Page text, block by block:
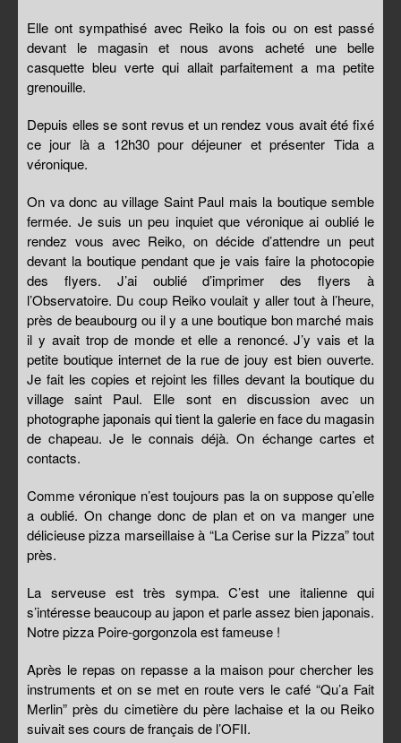
Elle ont sympathisé avec Reiko la fois ou on est passé
devant le magasin et nous avons acheté une belle
casquette bleu verte qui allait parfaitement a ma petite
grenouille.
Depuis elles se sont revus et un rendez vous avait été fixé
ce jour là a 12h30 pour déjeuner et présenter Tida a
véronique.
On va donc au village Saint Paul mais la boutique semble
fermée. Je suis un peu inquiet que véronique ai oublié le
rendez vous avec Reiko, on décide d’attendre un peut
devant la boutique pendant que je vais faire la photocopie
des flyers. J’ai oublié d’imprimer des flyers à
l’Observatoire. Du coup Reiko voulait y aller tout à l’heure,
près de beaubourg ou il y a une boutique bon marché mais
il y avait trop de monde et elle a renoncé. J’y vais et la
petite boutique internet de la rue de jouy est bien ouverte.
Je fait les copies et rejoint les filles devant la boutique du
village saint Paul. Elle sont en discussion avec un
photographe japonais qui tient la galerie en face du magasin
de chapeau. Je le connais déjà. On échange cartes et
contacts.
Comme véronique n’est toujours pas la on suppose qu’elle
a oublié. On change donc de plan et on va manger une
délicieuse pizza marseillaise à “La Cerise sur la Pizza” tout
près.
La serveuse est très sympa. C’est une italienne qui
s’intéresse beaucoup au japon et parle assez bien japonais.
Notre pizza Poire-gorgonzola est fameuse !
Après le repas on repasse a la maison pour chercher les
instruments et on se met en route vers le café “Qu’a Fait
Merlin” près du cimetière du père lachaise et la ou Reiko
suivait ses cours de français de l’OFII.